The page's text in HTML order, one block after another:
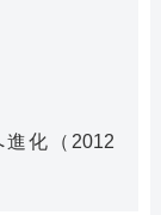
化（2012